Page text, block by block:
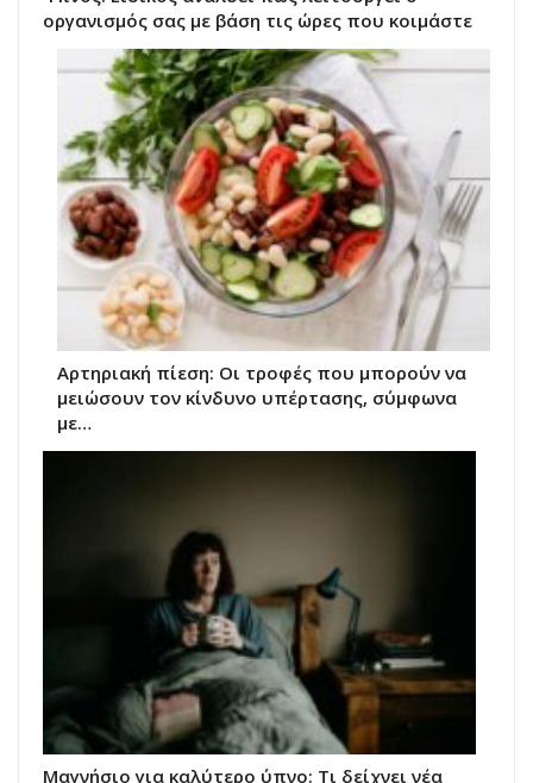
οργανισμός σας με βάση τις ώρες που κοιμάστε
Αρτηριακή πίεση: Οι τροφές που μπορούν να
μειώσουν τον κίνδυνο υπέρτασης, σύμφωνα
με…
Μαγνήσιο για καλύτερο ύπνο: Τι δείχνει νέα